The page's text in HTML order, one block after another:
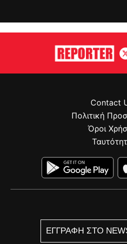
ΕΓΓΡΑΦΗ ΣΤΟ
Contact
Πολιτική
Όροι